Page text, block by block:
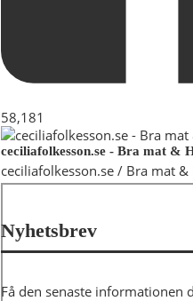
58,181
ceciliafolkesson.se - Bra mat &
ceciliafolkesson.se / Bra mat &
Nyhetsbrev
Få den senaste informationen